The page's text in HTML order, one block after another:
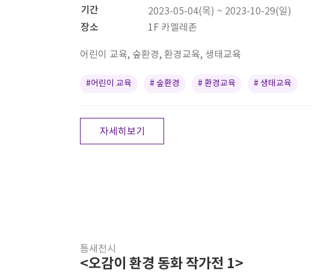
기간
2023-05-04(목) ~ 2023-10-29(일)
장소 1F 카멜레존
어린이 교육, 숲환경, 환경교육, 생태교육
#어린이 교육 # 숲환경 # 환경교육 # 생태교육
자세히보기
틈새전시
<오감이 환경 동화 작가전 1>